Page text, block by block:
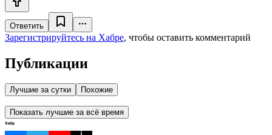
Ответить
Зарегистрируйтесь на Хабре, чтобы оставить комментарий
Публикации
Лучшие за сутки Похожие
Показать лучшие за всё время